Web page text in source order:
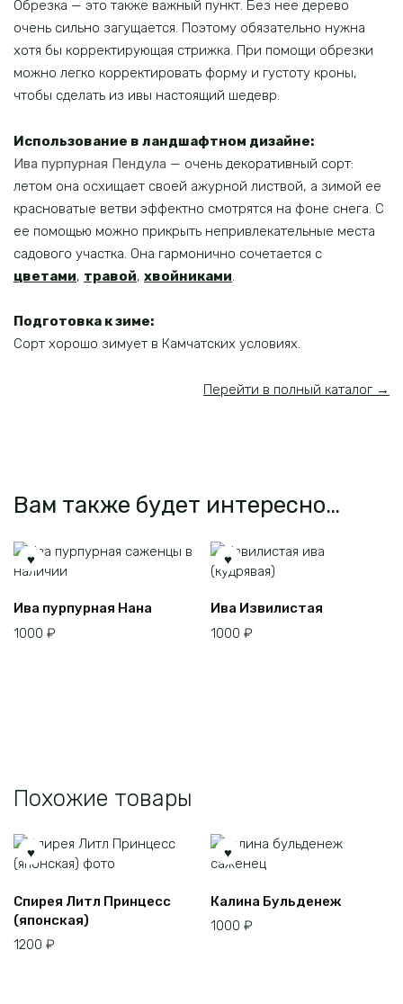
Обрезка — это также важный пункт. Без нее дерево
очень сильно загущается. Поэтому обязательно нужна
хотя бы корректирующая стрижка. При помощи обрезки
можно легко корректировать форму и густоту кроны,
чтобы сделать из ивы настоящий шедевр.
Использование в ландшафтном дизайне:
Ива пурпурная Пендула — очень декоративный сорт:
летом она осхищает своей ажурной листвой, а зимой ее
красноватые ветви эффектно смотрятся на фоне снега. С
ее помощью можно прикрыть непривлекательные места
садового участка. Она гармонично сочетается с
цветами, травой, хвойниками.
Подготовка к зиме:
Сорт хорошо зимует в Камчатских условиях.
Перейти в полный каталог →
Вам также будет интересно…
Ива пурпурная Нана
1000 ₽
Ива Извилистая
1000 ₽
Похожие товары
Спирея Литл Принцесс
(японская)
1200 ₽
товар
Калина Бульденеж
1000 ₽